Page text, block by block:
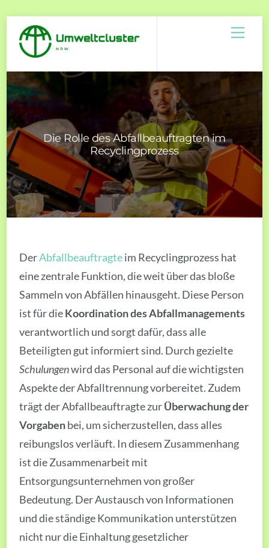
content
Die Rolle des Abfallbeauftragten im
Recyclingprozess
DerAbfallbeauftragteim Recyclingprozess hat
eine zentrale Funktion, die weit über das bloße
Sammeln von Abfällen hinausgeht. Diese Person
ist für dieKoordination des Abfallmanagements
verantwortlich und sorgt dafür, dass alle
Beteiligten gut informiert sind. Durch gezielte
Schulungenwird das Personal auf die wichtigsten
Aspekte der Abfalltrennung vorbereitet. Zudem
trägt der Abfallbeauftragte zurÜberwachung der
Vorgabenbei, um sicherzustellen, dass alles
reibungslos verläuft. In diesem Zusammenhang
ist die Zusammenarbeit mit
Entsorgungsunternehmen von großer
Bedeutung. Der Austausch von Informationen
und die ständige Kommunikation unterstützen
nicht nur die Einhaltung gesetzlicher